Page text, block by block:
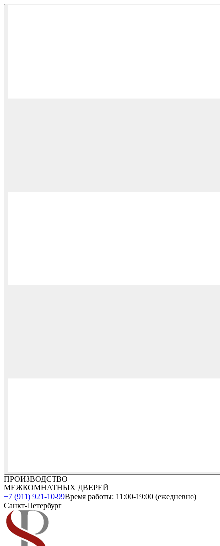
ПРОИЗВОДСТВО
МЕЖКОМНАТНЫХ ДВЕРЕЙ
+7 (911) 921-10-99Время работы: 11:00-19:00 (ежедневно)
Санкт-Петербург